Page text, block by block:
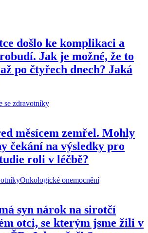
došlo ke komplikaci a
Jak je možné, že to
po čtyřech dnech? Jaká
se zdravotníky
měsícem zemřel. Mohly
čekání na výsledky pro
roli v léčbě?
Onkologické onemocnění
syn nárok na sirotčí
otci, se kterým jsme žili v